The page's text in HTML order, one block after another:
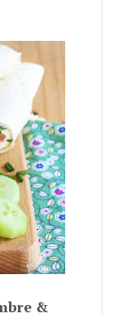
&